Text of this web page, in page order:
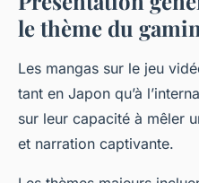
le thème du
Les mangas sur le jeu
tant en Japon qu’à
sur leur capacité à mêler
et narration captivante.